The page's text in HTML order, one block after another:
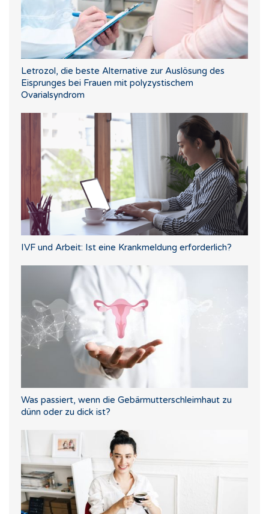
Letrozol, die beste Alternative zur Auslösung des
Eisprunges bei Frauen mit polyzystischem
Ovarialsyndrom
IVF und Arbeit: Ist eine Krankmeldung erforderlich?
Was passiert, wenn die Gebärmutterschleimhaut zu
dünn oder zu dick ist?